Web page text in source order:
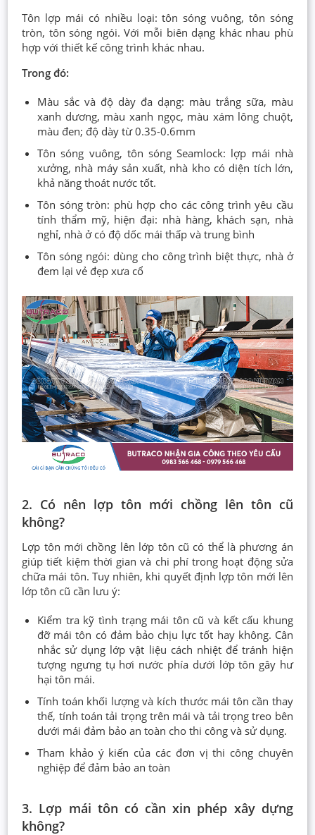
Tôn lợp mái có nhiều loại: tôn sóng vuông, tôn sóng
tròn, tôn sóng ngói. Với mỗi biên dạng khác nhau phù
hợp với thiết kế công trình khác nhau.
Trong đó:
Màu sắc và độ dày đa dạng: màu trắng sữa, màu
xanh dương, màu xanh ngọc, màu xám lông chuột,
màu đen; độ dày từ 0.35-0.6mm
Tôn sóng vuông, tôn sóng Seamlock: lợp mái nhà
xưởng, nhà máy sản xuất, nhà kho có diện tích lớn,
khả năng thoát nước tốt.
Tôn sóng tròn: phù hợp cho các công trình yêu cầu
tính thẩm mỹ, hiện đại: nhà hàng, khách sạn, nhà
nghỉ, nhà ở có độ dốc mái thấp và trung bình
Tôn sóng ngói: dùng cho công trình biệt thực, nhà ở
đem lại vẻ đẹp xưa cổ
2. Có nên lợp tôn mới chồng lên tôn cũ
không?
Lợp tôn mới chồng lên lớp tôn cũ có thể là phương án
giúp tiết kiệm thời gian và chi phí trong hoạt động sửa
chữa mái tôn. Tuy nhiên, khi quyết định lợp tôn mới lên
lớp tôn cũ cần lưu ý:
Kiểm tra kỹ tình trạng mái tôn cũ và kết cấu khung
đỡ mái tôn có đảm bảo chịu lực tốt hay không. Cân
nhắc sử dụng lớp vật liệu cách nhiệt để tránh hiện
tượng ngưng tụ hơi nước phía dưới lớp tôn gây hư
hại tôn mái.
Tính toán khối lượng và kích thước mái tôn cần thay
thế, tính toán tải trọng trên mái và tải trọng treo bên
dưới mái đảm bảo an toàn cho thi công và sử dụng.
Tham khảo ý kiến của các đơn vị thi công chuyên
nghiệp để đảm bảo an toàn
3. Lợp mái tôn có cần xin phép xây dựng
không?